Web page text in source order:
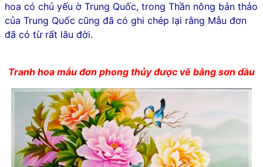
hoa có chủ yếu ờ Trung Quốc, trong Thần nông bản thảo
của Trung Quốc cũng đã có ghi chép lại rằng Mẫu đơn
đã có từ rất lâu đời.
Tranh hoa mẫu đơn phong thủy được vẽ bằng sơn dầu